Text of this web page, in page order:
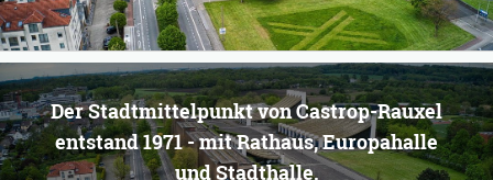
Der Stadtmittelpunkt von Castrop-Rauxel
entstand 1971 - mit Rathaus, Europahalle
und Stadthalle.